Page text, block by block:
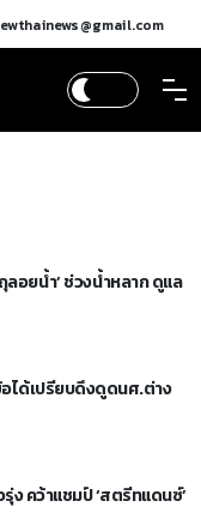
ลอยน้ำ’ ช่วงน้ำหลาก ดูแล
ได้เปรียบดึงดูดนศ.ต่าง
ง คว้าแชมป์ ‘สตรีทแดนซ์’